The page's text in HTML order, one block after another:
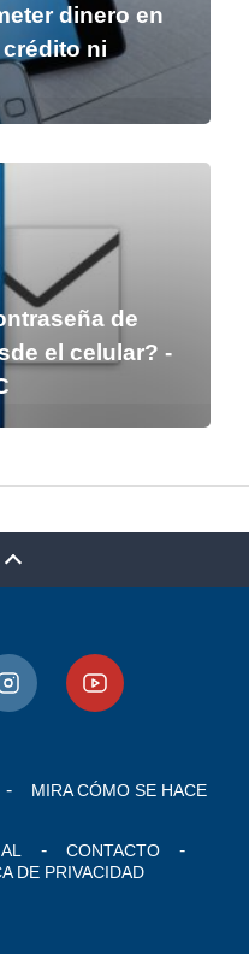
dinero en
ni
de
el celular? -
MIRA CÓMO SE HACE
CONTACTO
DE PRIVACIDAD